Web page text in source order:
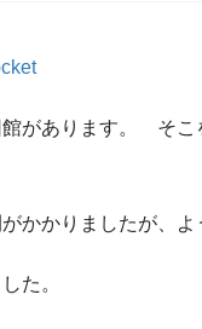
があります。 そこ
かかりましたが、
た。